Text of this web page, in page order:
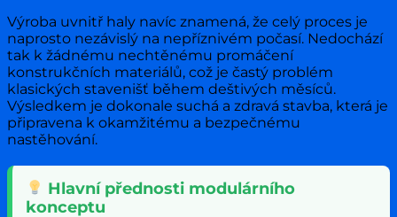
Výroba uvnitř haly navíc znamená, že celý proces je
naprosto nezávislý na nepříznivém počasí. Nedochází
tak k žádnému nechtěnému promáčení
konstrukčních materiálů, což je častý problém
klasických stavenišť během deštivých měsíců.
Výsledkem je dokonale suchá a zdravá stavba, která je
připravena k okamžitému a bezpečnému
nastěhování.
Hlavní přednosti modulárního
konceptu